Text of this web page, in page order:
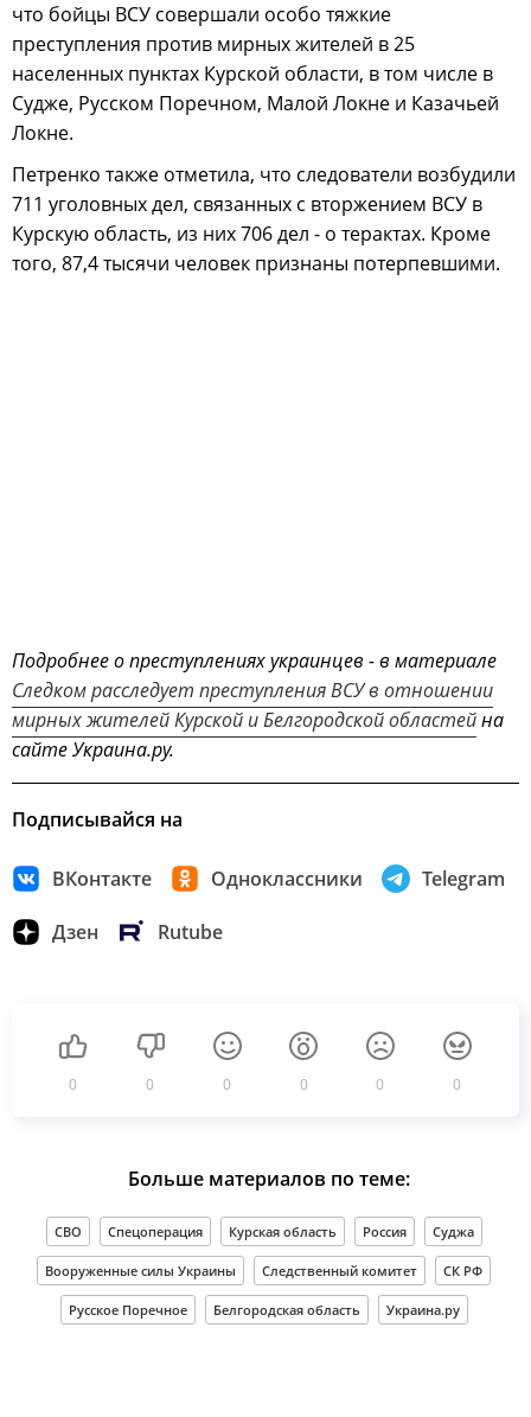
что бойцы ВСУ совершали особо тяжкие
преступления против мирных жителей в 25
населенных пунктах Курской области, в том числе в
Судже, Русском Поречном, Малой Локне и Казачьей
Локне.
Петренко также отметила, что следователи возбудили
711 уголовных дел, связанных с вторжением ВСУ в
Курскую область, из них 706 дел - о терактах. Кроме
того, 87,4 тысячи человек признаны потерпевшими.
Подробнее о преступлениях украинцев - в материале
Следком расследует преступления ВСУ в отношении
мирных жителей Курской и Белгородской областейна
сайте Украина.ру.
Подписывайся на
ВКонтакте Одноклассники Telegram
Дзен Rutube
0 0 0 0 0 0
Больше материалов по теме:
СВО Спецоперация Курская область Россия Суджа
Вооруженные силы Украины Следственный комитет СК РФ
Русское Поречное Белгородская область Украина.ру